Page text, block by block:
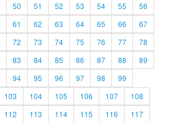
50 51 52 53 54 55
56
61 62 63 64 65 66
67
72 73 74 75 76 77
78
83 84 85 86 87 88
89
94 95 96 97 98
99
103 104 105 106 107
108
112 113 114 115 116
117